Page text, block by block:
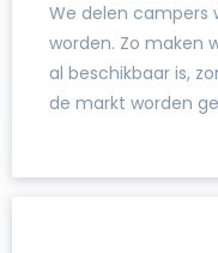
We delen campers
worden. Zo maken
al beschikbaar is,
de markt worden